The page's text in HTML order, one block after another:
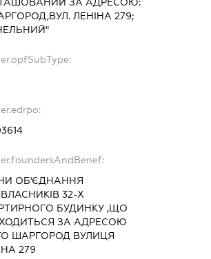
ЛЕНІНА 279;
ОБ'ЄДНАННЯ
32-Х
БУДИНКУ ,ЩО
ЗА АДРЕСОЮ
ШАРГОРОД ВУЛИЦЯ
279